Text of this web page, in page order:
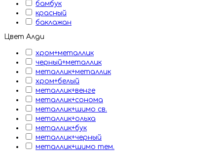
бамбук
красный
баклажан
Цвет Алди
хром+металлик
черный+металлик
металлик+металлик
хром+белый
металлик+венге
металлик+сонома
металлик+шимо св.
металлик+ольха
металлик+бук
металлик+черный
металлик+шимо тем.